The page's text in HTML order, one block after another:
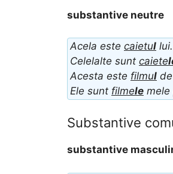
substantive neutre
Acela este caietul
Celelalte sunt caiete
Acesta este filmul
Ele sunt filmele mele
Substantive
substantive